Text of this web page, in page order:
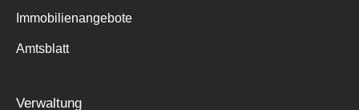
Immobilienangebote
Amtsblatt
Verwaltung